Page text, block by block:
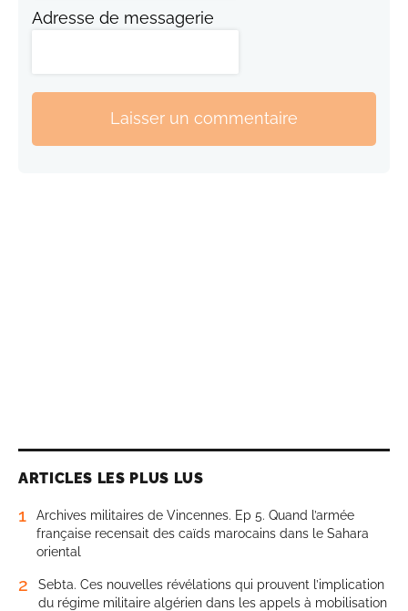
Adresse de messagerie
Laisser un commentaire
ARTICLES LES PLUS LUS
1
Archives militaires de Vincennes. Ep 5. Quand l’armée
française recensait des caïds marocains dans le Sahara
oriental
2
Sebta. Ces nouvelles révélations qui prouvent l’implication
du régime militaire algérien dans les appels à mobilisation